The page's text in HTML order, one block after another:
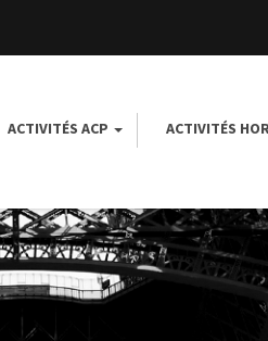
ACTIVITÉS ACP ACTIVITÉS